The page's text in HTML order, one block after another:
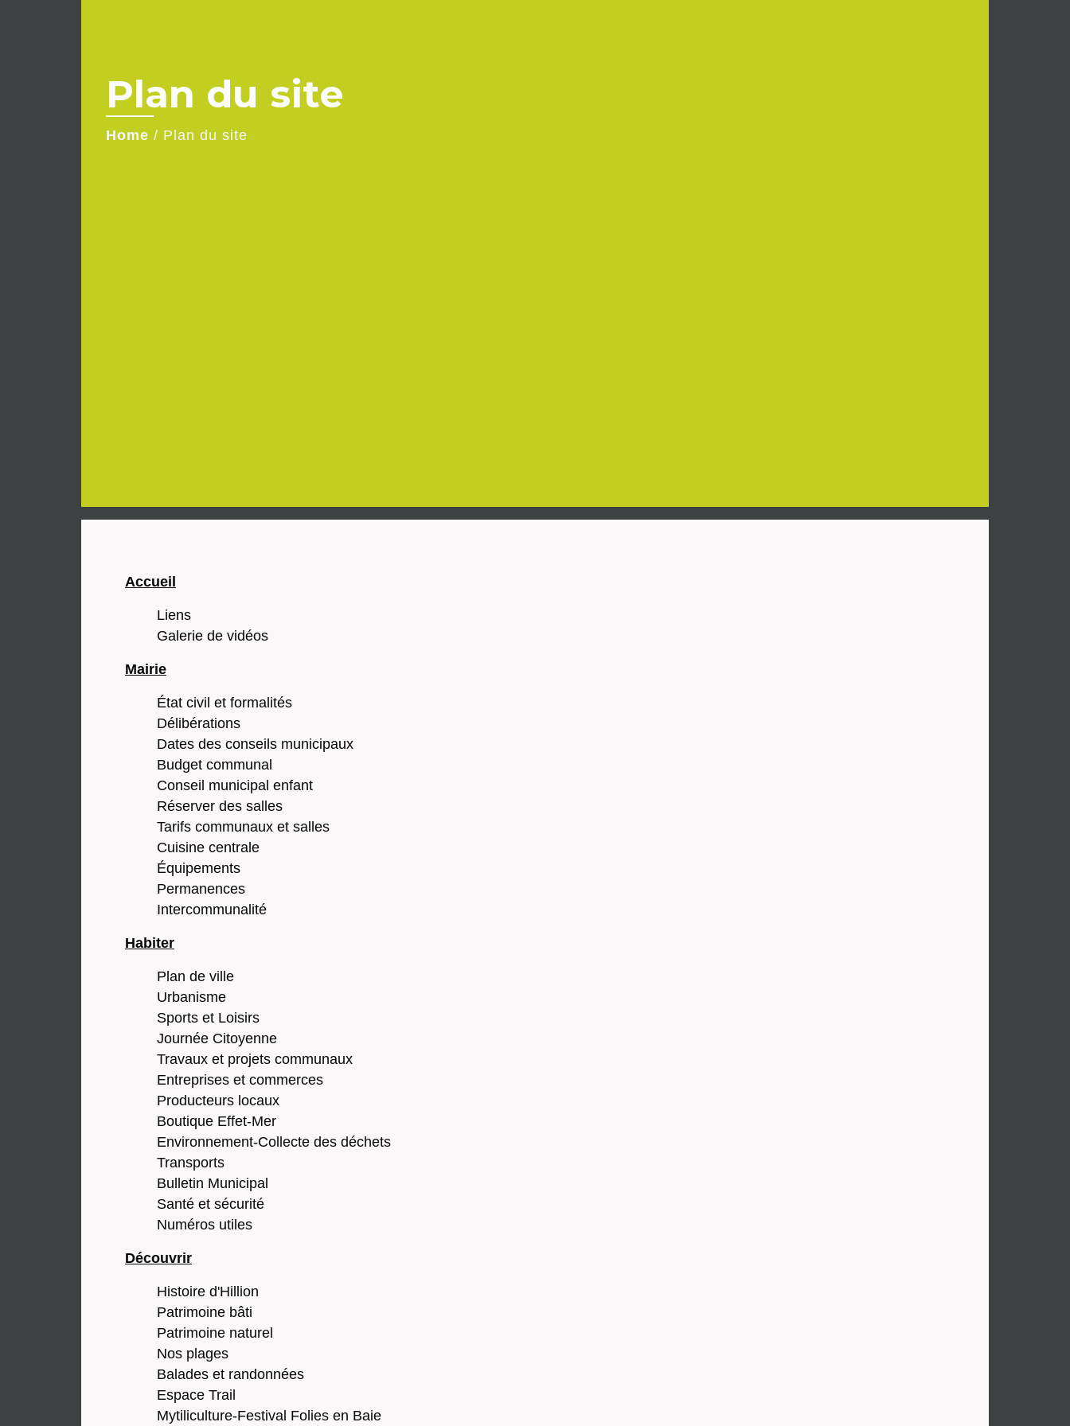
Plan du site
Home / Plan du site
Accueil
Liens
Galerie de vidéos
Mairie
État civil et formalités
Délibérations
Dates des conseils municipaux
Budget communal
Conseil municipal enfant
Réserver des salles
Tarifs communaux et salles
Cuisine centrale
Équipements
Permanences
Intercommunalité
Habiter
Plan de ville
Urbanisme
Sports et Loisirs
Journée Citoyenne
Travaux et projets communaux
Entreprises et commerces
Producteurs locaux
Boutique Effet-Mer
Environnement-Collecte des déchets
Transports
Bulletin Municipal
Santé et sécurité
Numéros utiles
Découvrir
Histoire d'Hillion
Patrimoine bâti
Patrimoine naturel
Nos plages
Balades et randonnées
Espace Trail
Mytiliculture-Festival Folies en Baie